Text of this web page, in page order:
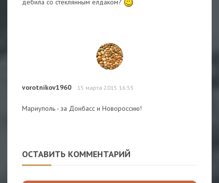
дебила со стеклянным елдаком?
vorotnikov1960 15 марта 2015 16:55
Мариуполь - за Донбасс и Новороссию!
ОСТАВИТЬ КОММЕНТАРИЙ